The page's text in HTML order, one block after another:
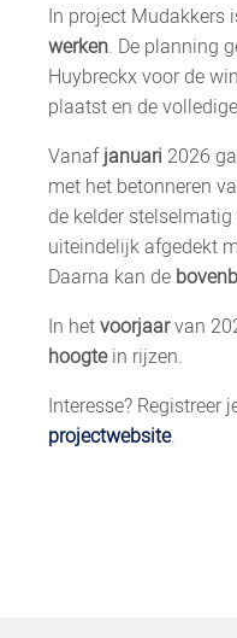
In project Mudakkers
werken. De planning
Huybreckx voor de
plaatst en de
Vanafjanuari 2026
met het betonneren
de kelder
uiteindelijk afgedekt
Daarna kan de
In hetvoorjaarvan
hoogtein rijzen.
Interesse? Registreer
projectwebsite.